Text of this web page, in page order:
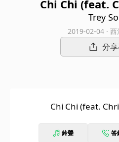
Chi Chi (feat.
Trey
2019-02-04 ·
分
Chi Chi (feat.
鈴聲 答